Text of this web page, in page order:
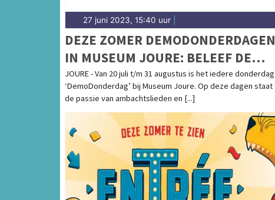
27 juni 2023, 15:40 uur
DEZE ZOMER DEMODONDERDAGEN
IN MUSEUM JOURE: BELEEF DE
PASSIE VAN AMBACHTSLIEDEN EN
ONDERNEMERS
JOURE - Van 20 juli t/m 31 augustus is het iedere donderdag
‘DemoDonderdag’ bij Museum Joure. Op deze dagen staat
de passie van ambachtslieden en [...]